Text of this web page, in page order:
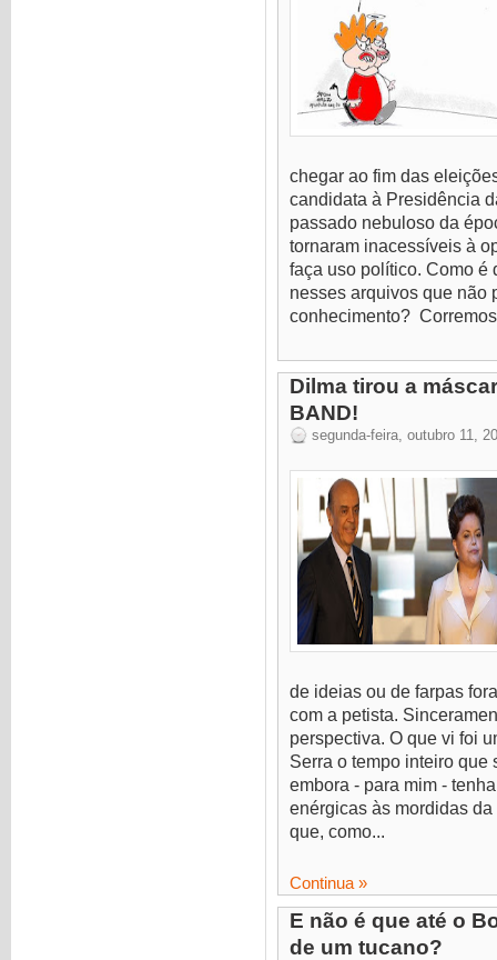
chegar ao fim das
candidata à Presidência
passado nebuloso da
tornaram inacessíveis à
faça uso político. Como é
nesses arquivos que não
conhecimento?
Dilma tirou a
BAND!
segunda-feira, outubro 11,
de ideias ou de farpas
com a petista.
perspectiva. O que vi foi
Serra o tempo inteiro
embora - para mim -
enérgicas às mordidas
que, como...
Continua »
E não é que até o
de um tucano?